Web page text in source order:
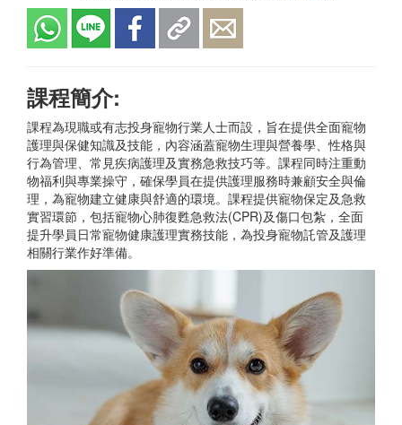
課程簡介:
課程為現職或有志投身寵物行業人士而設，旨在提供全面寵物
護理與保健知識及技能，內容涵蓋寵物生理與營養學、性格與
行為管理、常見疾病護理及實務急救技巧等。課程同時注重動
物福利與專業操守，確保學員在提供護理服務時兼顧安全與倫
理，為寵物建立健康與舒適的環境。課程提供寵物保定及急救
實習環節，包括寵物心肺復甦急救法(CPR)及傷口包紮，全面
提升學員日常寵物健康護理實務技能，為投身寵物託管及護理
相關行業作好準備。